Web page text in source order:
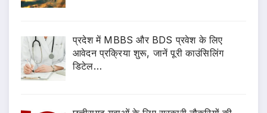
प्रदेश में MBBS और BDS प्रवेश के लिए
आवेदन प्रक्रिया शुरू, जानें पूरी काउंसिलिंग
डिटेल…